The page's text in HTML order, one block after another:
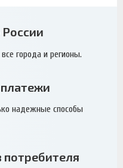
города и регионы.
надежные способы